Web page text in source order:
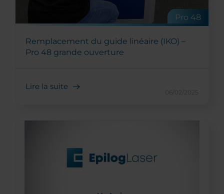
Pro 48
Remplacement du guide linéaire (IKO) –
Pro 48 grande ouverture
Lire la suite
06/02/2025